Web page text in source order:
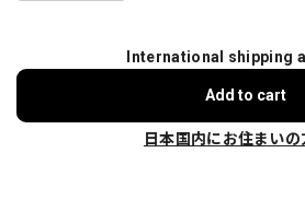
International shipping
Add to cart
日本国内にお住まいの